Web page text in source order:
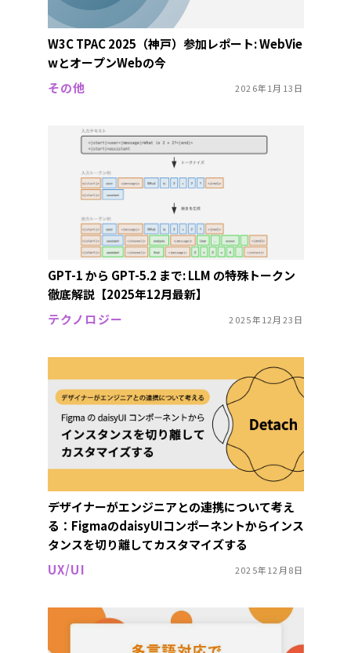
W3C TPAC 2025（神戸）参加レポート: WebVie
wとオープンWebの今
その他
2026年1月13日
GPT-1 から GPT-5.2 まで: LLM の特殊トークン
徹底解説【2025年12月最新】
テクノロジー
2025年12月23日
デザイナーがエンジニアとの連携について考え
る：FigmaのdaisyUIコンポーネントからインス
タンスを切り離してカスタマイズする
UX/UI
2025年12月8日